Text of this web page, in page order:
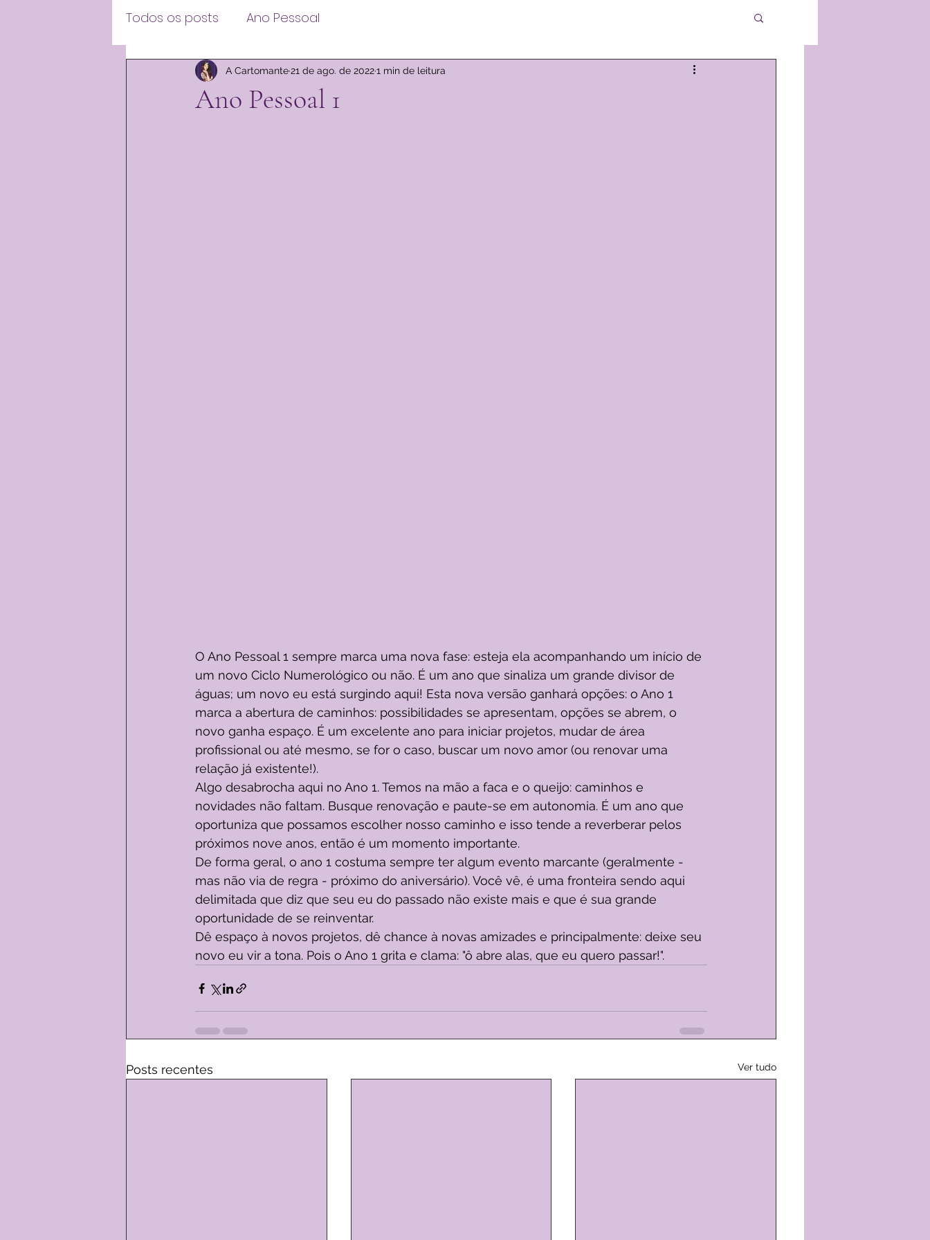
Todos os posts Ano Pessoal
Ano Pessoal 1
A Cartomante21 de ago. de 20221 min de leitura
O Ano Pessoal 1 sempre marca uma nova fase: esteja ela acompanhando um início de
um novo Ciclo Numerológico ou não. É um ano que sinaliza um grande divisor de
águas; um novo eu está surgindo aqui! Esta nova versão ganhará opções: o Ano 1
marca a abertura de caminhos: possibilidades se apresentam, opções se abrem, o
novo ganha espaço. É um excelente ano para iniciar projetos, mudar de área
profissional ou até mesmo, se for o caso, buscar um novo amor (ou renovar uma
relação já existente!).
Algo desabrocha aqui no Ano 1. Temos na mão a faca e o queijo: caminhos e
novidades não faltam. Busque renovação e paute-se em autonomia. É um ano que
oportuniza que possamos escolher nosso caminho e isso tende a reverberar pelos
próximos nove anos, então é um momento importante.
De forma geral, o ano 1 costuma sempre ter algum evento marcante (geralmente -
mas não via de regra - próximo do aniversário). Você vê, é uma fronteira sendo aqui
delimitada que diz que seu eu do passado não existe mais e que é sua grande
oportunidade de se reinventar.
Dê espaço à novos projetos, dê chance à novas amizades e principalmente: deixe seu
novo eu vir a tona. Pois o Ano 1 grita e clama: "ô abre alas, que eu quero passar!".
Posts recentes Ver tudo